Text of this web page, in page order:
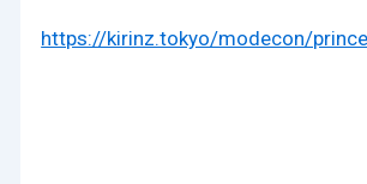
https://kirinz.tokyo/modecon/